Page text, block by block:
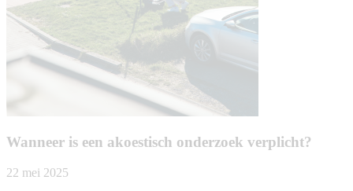
Wanneer is een akoestisch onderzoek verplicht?
22 mei 2025